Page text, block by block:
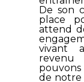
De son
place
attend
vivant
pouvons
de